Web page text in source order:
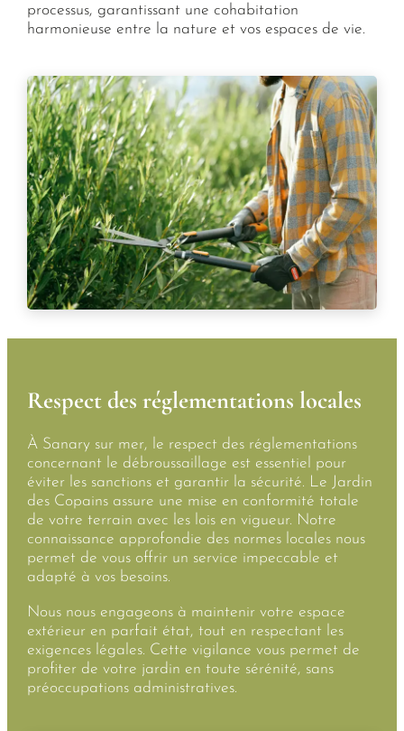
processus, garantissant une cohabitation
harmonieuse entre la nature et vos espaces de vie.
Respect des réglementations locales
À Sanary sur mer, le respect des réglementations
concernant le débroussaillage est essentiel pour
éviter les sanctions et garantir la sécurité. Le Jardin
des Copains assure une mise en conformité totale
de votre terrain avec les lois en vigueur. Notre
connaissance approfondie des normes locales nous
permet de vous offrir un service impeccable et
adapté à vos besoins.
Nous nous engageons à maintenir votre espace
extérieur en parfait état, tout en respectant les
exigences légales. Cette vigilance vous permet de
profiter de votre jardin en toute sérénité, sans
préoccupations administratives.